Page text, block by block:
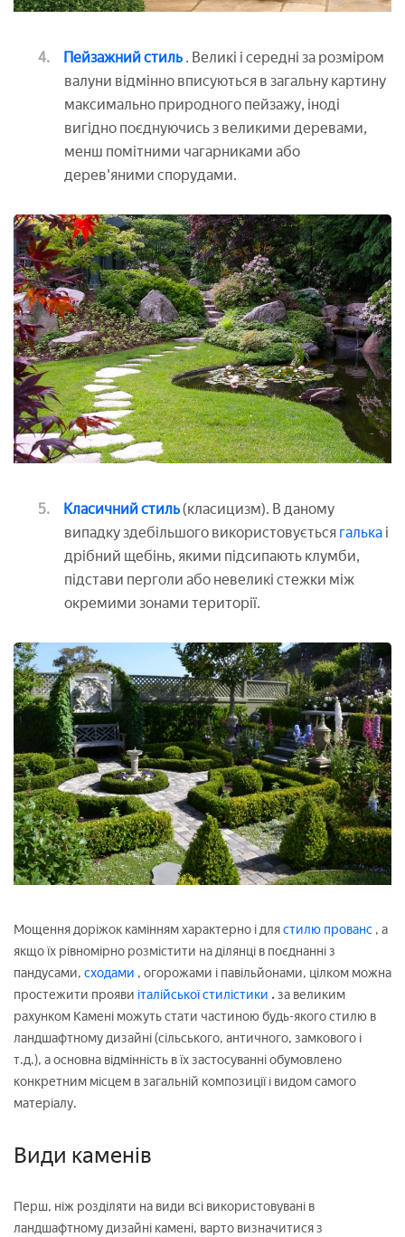
Пейзажний стиль . Великі і середні за розміром
валуни відмінно вписуються в загальну картину
максимально природного пейзажу, іноді
вигідно поєднуючись з великими деревами,
менш помітними чагарниками або
дерев'яними спорудами.
Класичний стиль(класицизм). В даному
випадку здебільшого використовується галька і
дрібний щебінь, якими підсипають клумби,
підстави перголи або невеликі стежки між
окремими зонами території.
Мощення доріжок камінням характерно і длястилю прованс , а
якщо їх рівномірно розмістити на ділянці в поєднанні з
пандусами, сходами , огорожами і павільйонами, цілком можна
простежити прояви італійської стилістики .за великим
рахунком Камені можуть стати частиною будь-якого стилю в
ландшафтному дизайні (сільського, античного, замкового і
т.д.), а основна відмінність в їх застосуванні обумовлено
конкретним місцем в загальній композиції і видом самого
матеріалу.
Види каменів
Перш, ніж розділяти на види всі використовувані в
ландшафтному дизайні камені, варто визначитися з